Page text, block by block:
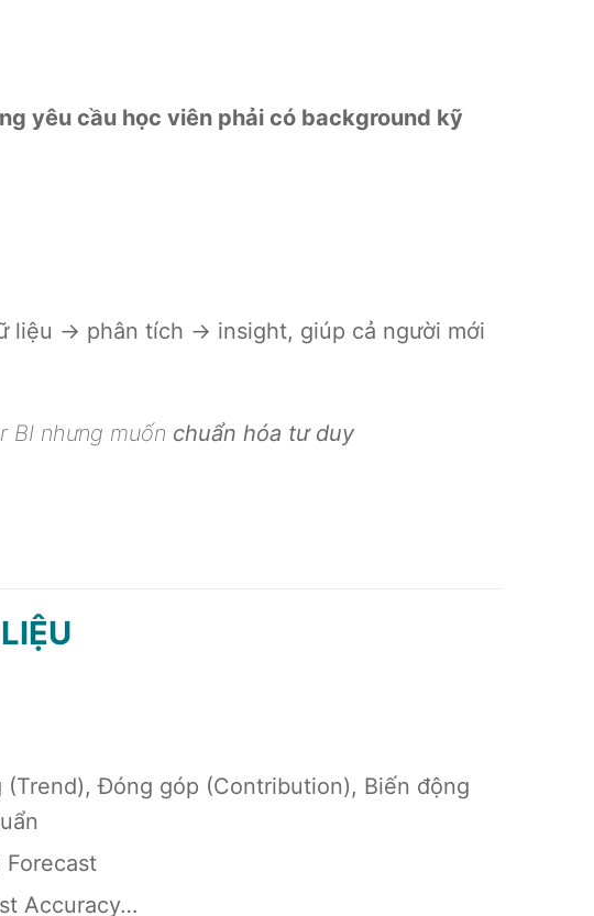
yêu cầu học viên phải có background kỹ
liệu → phân tích → insight, giúp cả người mới
BI nhưng muốn chuẩn hóa tư duy
Đóng góp (Contribution), Biến động
Forecast
Accuracy…